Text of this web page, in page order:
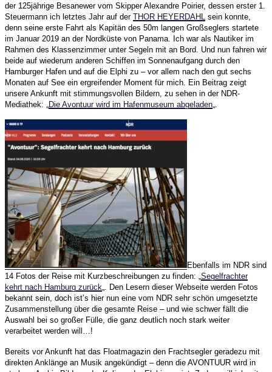
der 125jährige Besanewer vom Skipper Alexandre Poirier, dessen erster 1.
Steuermann ich letztes Jahr auf der THOR HEYERDAHL
sein konnte,
denn seine erste Fahrt als Kapitän des 50m langen Großseglers startete
im Januar 2019 an der Nordküste von Panama. Ich war als Nautiker im
Rahmen des Klassenzimmer unter Segeln mit an Bord. Und nun fahren wir
beide auf wiederum anderen Schiffen im Sonnenaufgang durch den
Hamburger Hafen und auf die Elphi zu – vor allem nach den gut sechs
Monaten auf See ein ergreifender Moment für mich. Ein Beitrag zeigt
unsere Ankunft mit stimmungsvollen Bildern, zu sehen in der NDR-
Mediathek: „
Die Avontuur wird im Hafenmuseum abgeladen
Ebenfalls im NDR sind
14 Fotos der Reise mit Kurzbeschreibungen zu finden: „ Segelfrachter
kehrt nach Hamburg zurück „. Den Lesern dieser Webseite werden Fotos
bekannt sein, doch ist’s hier nun eine vom NDR sehr schön umgesetzte
Zusammenstellung über die gesamte Reise – und wie schwer fällt die
Auswahl bei so großer Fülle, die ganz deutlich noch stark weiter
verarbeitet werden will…!
Bereits vor Ankunft hat das Floatmagazin den Frachtsegler geradezu mit
direkten Anklänge an Musik angekündigt – denn die AVONTUUR wird in